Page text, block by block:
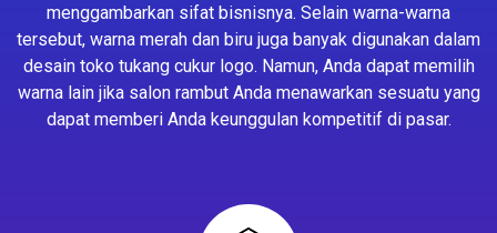
menggambarkan sifat bisnisnya. Selain warna-warna
tersebut, warna merah dan biru juga banyak digunakan dalam
desain toko tukang cukur logo. Namun, Anda dapat memilih
warna lain jika salon rambut Anda menawarkan sesuatu yang
dapat memberi Anda keunggulan kompetitif di pasar.